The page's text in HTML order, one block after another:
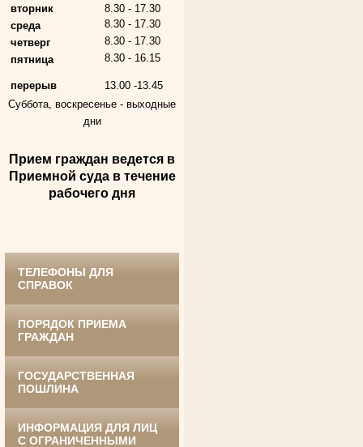
Андрющенкова Тамара Ивановна
Труженица тыла в годы
Великой Отечественной войны
Судья Белгородского областного суда
Ануприенко Иван Васильевич
Участник Великой Отечественной войны
вторник
8.30 - 17.30
среда
8.30 - 17.30
четверг
8.30 - 17.30
пятница
8.30 - 16.15
перерыв
13.00 -13.45
Суббота, воскресенье - выходные
дни
Прием граждан ведется в
Приемной суда в течение
рабочего дня
ТЕЛЕФОНЫ ДЛЯ
СПРАВОК
ПОРЯДОК ПРИЕМА
ГРАЖДАН
ГОСУДАРСТВЕННАЯ
ПОШЛИНА
ИНФОРМАЦИЯ ДЛЯ ЛИЦ
С ОГРАНИЧЕННЫМИ